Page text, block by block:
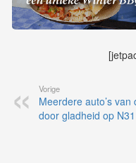
Vorige
Meerdere auto’s van
door gladheid op